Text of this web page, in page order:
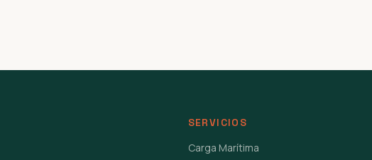
SERVICIOS
Carga Marítima